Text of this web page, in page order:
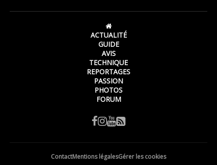
ACTUALITÉ
GUIDE
AVIS
TECHNIQUE
REPORTAGES
PASSION
PHOTOS
FORUM
ContactMentions légalesGérer les cookies